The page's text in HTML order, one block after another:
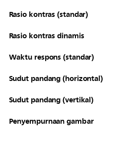
Rasio kontras (standar)
Rasio kontras dinamis
Waktu respons (standar)
Sudut pandang (horizontal)
Sudut pandang (vertikal)
Penyempurnaan gambar